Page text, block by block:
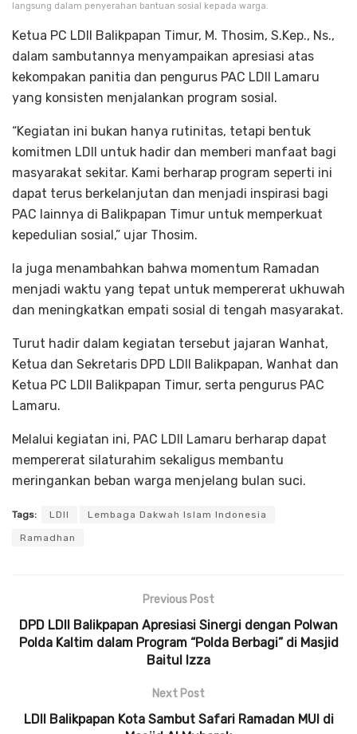
langsung dalam penyerahan bantuan sosial kepada warga.
Ketua PC LDII Balikpapan Timur, M. Thosim, S.Kep., Ns.,
dalam sambutannya menyampaikan apresiasi atas
kekompakan panitia dan pengurus PAC LDII Lamaru
yang konsisten menjalankan program sosial.
“Kegiatan ini bukan hanya rutinitas, tetapi bentuk
komitmen LDII untuk hadir dan memberi manfaat bagi
masyarakat sekitar. Kami berharap program seperti ini
dapat terus berkelanjutan dan menjadi inspirasi bagi
PAC lainnya di Balikpapan Timur untuk memperkuat
kepedulian sosial,” ujar Thosim.
Ia juga menambahkan bahwa momentum Ramadan
menjadi waktu yang tepat untuk mempererat ukhuwah
dan meningkatkan empati sosial di tengah masyarakat.
Turut hadir dalam kegiatan tersebut jajaran Wanhat,
Ketua dan Sekretaris DPD LDII Balikpapan, Wanhat dan
Ketua PC LDII Balikpapan Timur, serta pengurus PAC
Lamaru.
Melalui kegiatan ini, PAC LDII Lamaru berharap dapat
mempererat silaturahim sekaligus membantu
meringankan beban warga menjelang bulan suci.
Tags: LDII Lembaga Dakwah Islam Indonesia
Ramadhan
Previous Post
DPD LDII Balikpapan Apresiasi Sinergi dengan Polwan
Polda Kaltim dalam Program “Polda Berbagi” di Masjid
Baitul Izza
Next Post
LDII Balikpapan Kota Sambut Safari Ramadan MUI di